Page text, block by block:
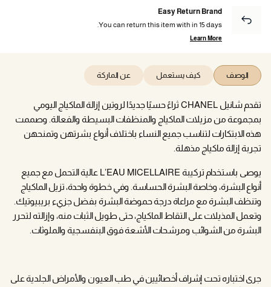
Easy Return Brand
You can return this item with in 15 days.
Learn More
الوصف كيف يستعمل عن الماركة
تقدم شانيل CHANEL ثراءً حسيًا جديدًا لروتين إزالة الماكياج اليومي
بمجموعة من مزيلات الماكياج والمنظفات البسيطة والفعالة. وصممت
هذه الابتكارات لتناسب جميع النساء باختلاف أنواع بشرتهن وتمنحهن
تجربة إزالة ماكياج مذهلة.
يوصى باستخدام تركيبة L’EAU MICELLAIRE عالية التحمل مع جميع
أنواع البشرة، وخاصة البشرة الحساسة. وفي خطوة واحدة، تزيل الماكياج
وتنظف البشرة مع مراعاة درجة حموضة البشرة بفضل جزيء بريبيوتيك.
وتعمل المذيلات على التقاط الماكياج، حتى طويل الثبات منه، وإزالته لتحرر
البشرة من الشوائب ومرشحات الأشعة فوق البنفسجية والملوثات.
جرى اختباره تحت إشراف أخصائيين في طب العيون والأمراض الجلدية على